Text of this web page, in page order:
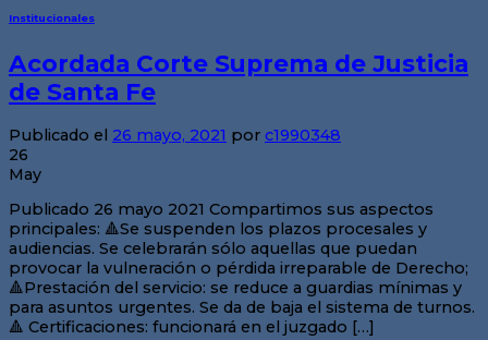
Institucionales
Acordada Corte Suprema de Justicia
de Santa Fe
Publicado el 26 mayo, 2021 por c1990348
26
May
Publicado 26 mayo 2021 Compartimos sus aspectos
principales: 🔺Se suspenden los plazos procesales y
audiencias. Se celebrarán sólo aquellas que puedan
provocar la vulneración o pérdida irreparable de Derecho;
🔺Prestación del servicio: se reduce a guardias mínimas y
para asuntos urgentes. Se da de baja el sistema de turnos.
🔺 Certificaciones: funcionará en el juzgado […]